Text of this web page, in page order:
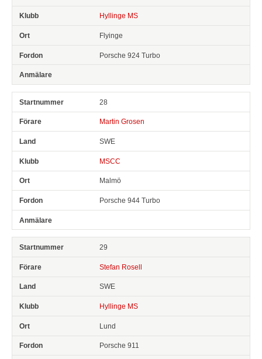
Hyllinge MS
Flyinge
Porsche 924 Turbo
28
Martin Grosen
SWE
MSCC
Malmö
Porsche 944 Turbo
29
Stefan Rosell
SWE
Hyllinge MS
Lund
Porsche 911